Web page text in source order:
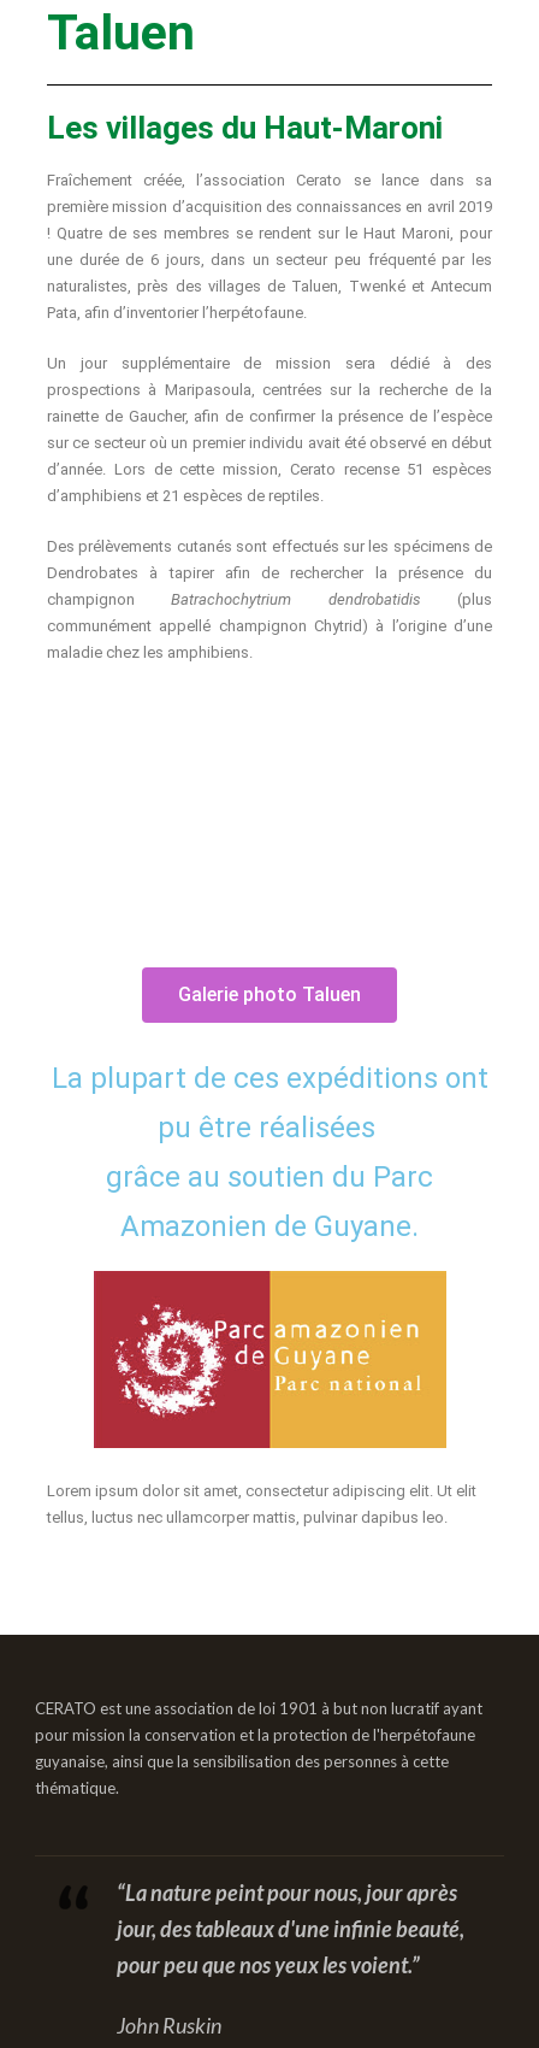
Taluen
Les villages du Haut-Maroni
Fraîchement créée, l’association Cerato se lance dans sa
première mission d’acquisition des connaissances en avril 2019
! Quatre de ses membres se rendent sur le Haut Maroni, pour
une durée de 6 jours, dans un secteur peu fréquenté par les
naturalistes, près des villages de Taluen, Twenké et Antecum
Pata, afin d’inventorier l’herpétofaune.
Un jour supplémentaire de mission sera dédié à des
prospections à Maripasoula, centrées sur la recherche de la
rainette de Gaucher, afin de confirmer la présence de l’espèce
sur ce secteur où un premier individu avait été observé en début
d’année. Lors de cette mission, Cerato recense 51 espèces
d’amphibiens et 21 espèces de reptiles.
Des prélèvements cutanés sont effectués sur les spécimens de
Dendrobates à tapirer afin de rechercher la présence du
champignonBatrachochytrium dendrobatidis (plus
communément appellé champignon Chytrid) à l’origine d’une
maladie chez les amphibiens.
Galerie photo Taluen
La plupart de ces expéditions ont
pu être réalisées
grâce au soutien du Parc
Amazonien de Guyane.
Lorem ipsum dolor sit amet, consectetur adipiscing elit. Ut elit
tellus, luctus nec ullamcorper mattis, pulvinar dapibus leo.
CERATO est une association de loi 1901 à but non lucratif ayant
pour mission la conservation et la protection de l'herpétofaune
guyanaise, ainsi que la sensibilisation des personnes à cette
thématique.
“La nature peint pour nous, jour après
jour, des tableaux d'une infinie beauté,
pour peu que nos yeux les voient.”
John Ruskin